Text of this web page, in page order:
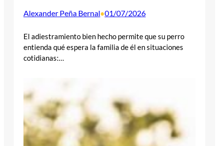
Alexander Peña Bernal•01/07/2026
El adiestramiento bien hecho permite que su perro
entienda qué espera la familia de él en situaciones
cotidianas:…